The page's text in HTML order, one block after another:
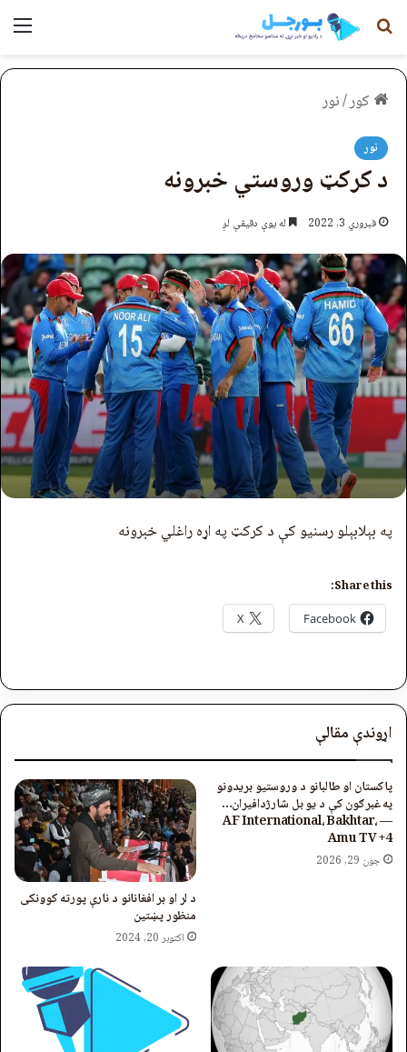
لټون
کور/نور
نور
د کرکټ وروستي خبرونه
فبروري 3, 2022 له یوې دقیقې لږ
په بېلابېلو رسنیو کې د کرکټ په اړه راغلي خبرونه
Share this:
Facebook
X
اړوندې مقالې
پاکستان او طالبانو د وروستیو بریدونو
په غبرګون کې د یو بل شارژدافیران…
— AF International، Bakhtar،
Amu TV +4
جون 29, 2026
د لر او بر افغانانو د نارې پورته کوونکی
منظور پښتین
اکتوبر 20, 2024